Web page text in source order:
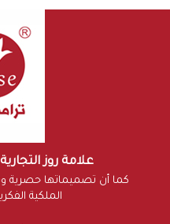
علامة روز
كما أن تصميماتها
الملكية